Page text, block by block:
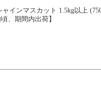
インマスカット 1.5kg以上
、期間内出荷】